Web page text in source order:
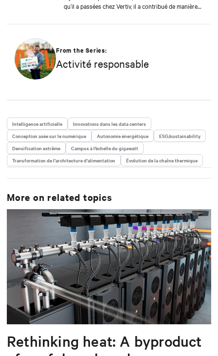
qu’il a passées chez Vertiv, il a contribué de manière
Cette réussite est renforcée par l’engagement
rapidement de nouvelles solutions en vue de soutenir
la continuité des activités numériques pour les
solutions et services des utilisateurs finaux de Vertiv.
en génie électrique de l’UNSP (Universidade Estadual
From the Series:
Activité responsable
Intelligence artificielle
Innovations dans les data centers
Conception axée sur le numérique
Autonomie énergétique
ESG/sustainability
Densification extrême
Campus à l’échelle du gigawatt
Transformation de l’architecture d’alimentation
Évolution de la chaîne thermique
More on related topics
Rethinking heat: A byproduct